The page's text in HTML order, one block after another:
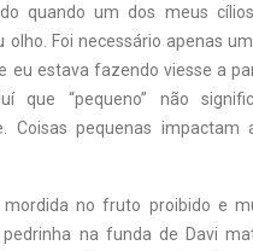
quando um dos meus
olho. Foi necessário apenas
eu estava fazendo viesse a
que “pequeno” não
Coisas pequenas
no fruto proibido e
pedrinha na funda de Davi